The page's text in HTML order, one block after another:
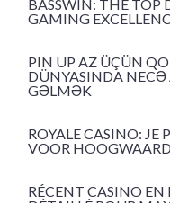
BASSWIN: THE TOP
GAMING
PIN UP AZ ÜÇÜN
DÜNYASINDA
GƏLMƏK
ROYALE CASINO:
VOOR
RÉCENT CASINO